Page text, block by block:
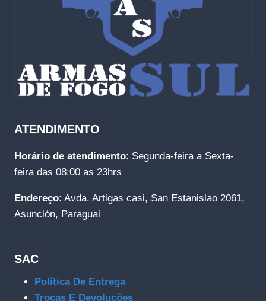
ATENDIMENTO
Horário de atendimento: Segunda-feira a Sexta-
feira das 08:00 as 23hrs
Endereço: Avda. Artigas casi, San Estanislao 2061,
Asunción, Paraguai
SAC
Política De Entrega
Trocas E Devoluções